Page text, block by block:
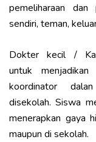
pemeliharaan
sendiri, teman,
Dokter kecil /
untuk
koordinator
disekolah. Siswa
menerapkan gaya
maupun di sekolah.